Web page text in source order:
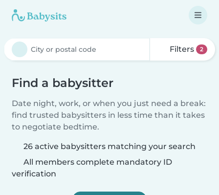
Filters 2
Find a babysitter
Date night, work, or when you just need a break:
find trusted babysitters in less time than it takes
to negotiate bedtime.
26 active babysitters matching your search
All members complete mandatory ID
verification